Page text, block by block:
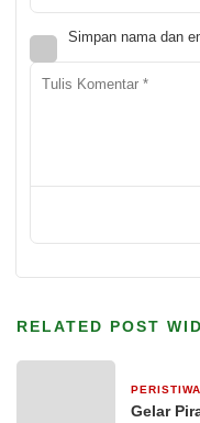
Simpan nama dan
RELATED POST
PERISTIWA
Gelar